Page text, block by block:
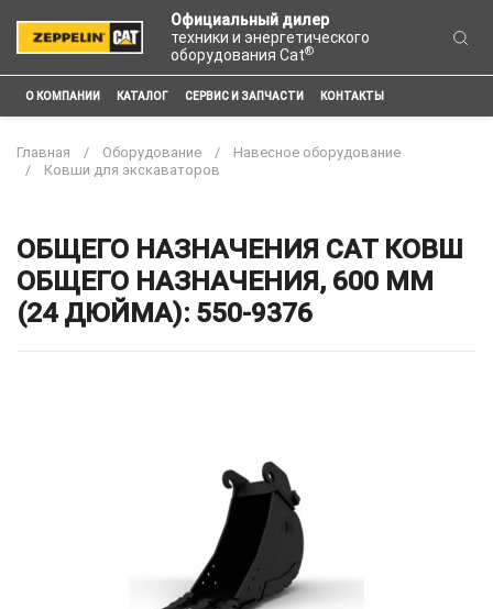
Официальный дилер
техники и энергетического
оборудования Cat®
О КОМПАНИИ КАТАЛОГ СЕРВИС И ЗАПЧАСТИ КОНТАКТЫ
Главная Оборудование
Навесное оборудование
Ковши для экскаваторов
ОБЩЕГО НАЗНАЧЕНИЯ CAT КОВШ
ОБЩЕГО НАЗНАЧЕНИЯ, 600 ММ
(24 ДЮЙМА): 550-9376